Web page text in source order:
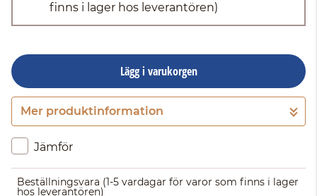
finns i lager hos leverantören)
Lägg i varukorgen
Gå till kassan
Mer produktinformation
Jämför
Beställningsvara (1-5 vardagar för varor som finns i lager
hos leverantören)